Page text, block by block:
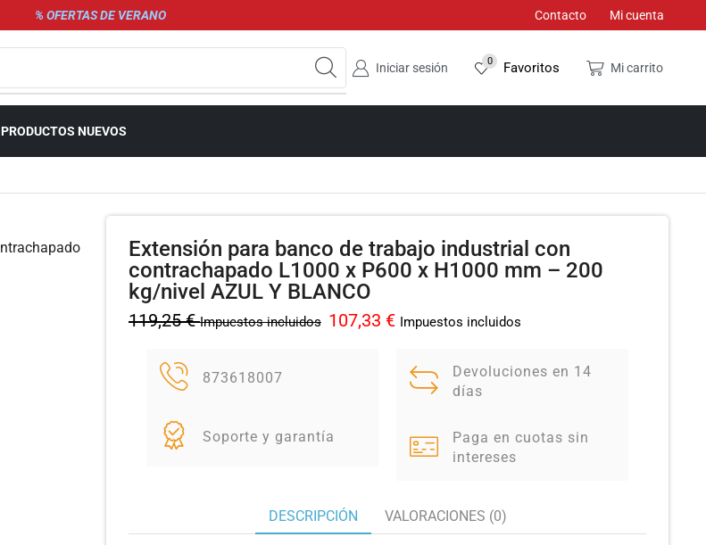
% OFERTAS DE VERANO Contacto Mi cuenta
Iniciar sesión 0 Favoritos Mi carrito
PRODUCTOS NUEVOS
Extensión para banco de trabajo industrial con
contrachapado L1000 x P600 x H1000 mm – 200
kg/nivel AZUL Y BLANCO
119,25€ Impuestos incluidos 107,33 € Impuestos incluidos
873618007
Soporte y garantía
Devoluciones en 14
días
Paga en cuotas sin
intereses
DESCRIPCIÓN VALORACIONES (0)